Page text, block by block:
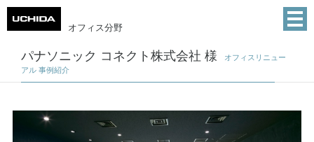
オフィス分野
パナソニック コネクト株式会社 様
オフィスリニュー
アル 事例紹介